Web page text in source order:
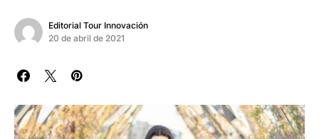
Editorial Tour Innovación
20 de abril de 2021